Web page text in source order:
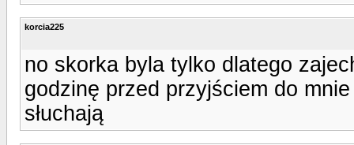
korcia225
no skorka byla tylko dlatego
godzinę przed przyjściem do
słuchają